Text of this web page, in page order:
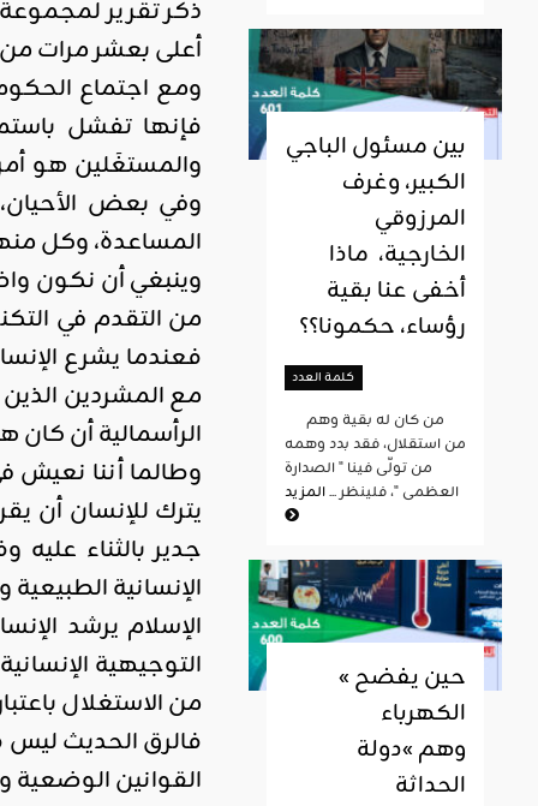
أعلى بعشر مرات من تقديرات الحكومة لعام
ومع اجتماع
فإنها تفشل
والمستغَلين هو
وفي بعض
المساعدة، وكل
وينبغي أن نكون
من التقدم في
فعندما يشرع
مع المشردين
الرأسمالية أن
وطالما أننا نعيش
يترك للإنسان أن
جدير بالثناء
الإنسانية
الإسلام يرشد
التوجيهية
من الاستغلال
فالرق الحديث ليس
القوانين الوضعية
بين مسئول الباجي
الكبير، وغرف
المرزوقي
الخارجية، ماذا
أخفى عنا بقية
رؤساء، حكمونا؟؟
كلمة العدد
من استقلال، فقد بدد وهمه
من تولّى فينا " الصدارة
العظمى "، فلينظر ...المزيد
« حين يفضح
الكهرباء
وهم »دولة
الحداثة